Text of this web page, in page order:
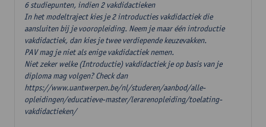
6 studiepunten, indien 2 vakdidactieken
In het modeltraject kies je 2 introducties vakdidactiek die
aansluiten bij je vooropleiding. Neem je maar één introductie
vakdidactiek, dan kies je twee verdiepende keuzevakken.
PAV mag je niet als enige vakdidactiek nemen.
Niet zeker welke (Introductie) vakdidactiek je op basis van je
diploma mag volgen? Check dan
https://www.uantwerpen.be/nl/studeren/aanbod/alle-
opleidingen/educatieve-master/lerarenopleiding/toelating-
vakdidactieken/